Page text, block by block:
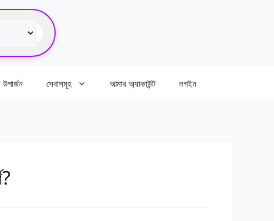
সেবাসমূহ আমার অ্যাকাউন্ট লগইন